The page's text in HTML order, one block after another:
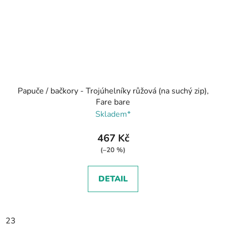
Papuče / bačkory - Trojúhelníky růžová (na suchý zip),
Fare bare
Skladem*
467 Kč
(–20 %)
DETAIL
23